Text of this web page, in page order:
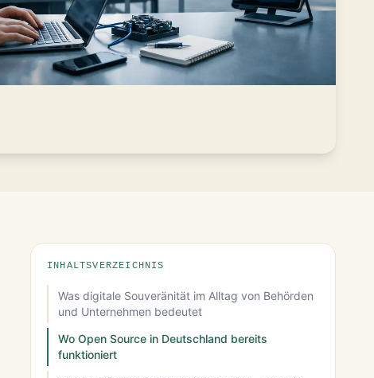
INHALTSVERZEICHNIS
Was digitale Souveränität im Alltag von Behörden
und Unternehmen bedeutet
Wo Open Source in Deutschland bereits
funktioniert